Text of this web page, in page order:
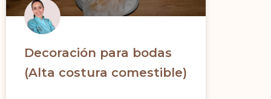
Decoración para bodas
(Alta costura comestible)